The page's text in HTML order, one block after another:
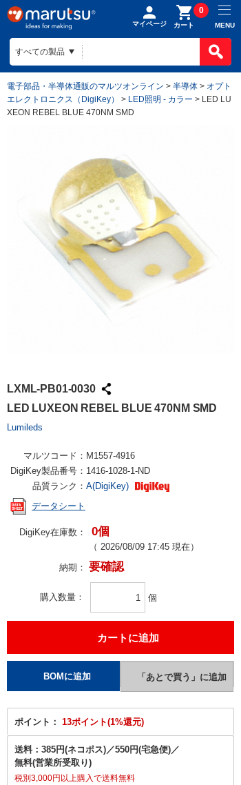
マイページ カート
0
MENU
電子部品・半導体通販のマルツオンライン > 半導体 > オプト
エレクトロニクス（DigiKey）
> LED照明 - カラー > LED LU
XEON REBEL BLUE 470NM SMD
LXML-PB01-0030
LED LUXEON REBEL BLUE 470NM SMD
Lumileds
マルツコード： M1557-4916
DigiKey製品番号： 1416-1028-1-ND
品質ランク： A(DigiKey)
データシート
DigiKey在庫数： 0個
（ 2026/08/09 17:45 現在）
納期： 要確認
購入数量 個
ポイント： 13ポイント(1%還元)
送料： 385円(ネコポス)／550円(宅急便)／
無料(営業所受取り)
税別3,000円以上購入で送料無料